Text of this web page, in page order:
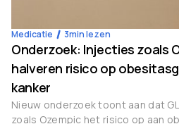
Medicatie 3min lezen
Onderzoek: Injecties zoals
halveren risico op
kanker
Nieuw onderzoek toont aan dat
zoals Ozempic het risico op aan